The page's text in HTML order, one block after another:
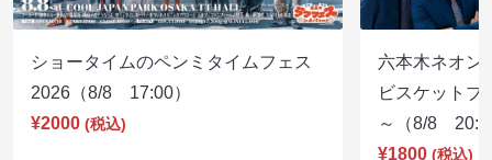
ショータイムのペンミタイムフェス
2026（8/8 17:00）
¥2000 (税込)
六本木ネオン
ビスケットブ
～（8/8
¥1800 (税込)